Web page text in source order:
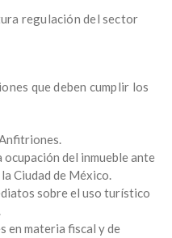
regulación del sector
que deben cumplir los
del inmueble ante
Ciudad de México.
sobre el uso turístico
en materia fiscal y de